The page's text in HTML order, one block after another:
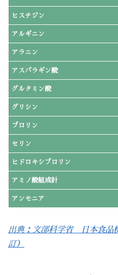
ヒスチジン
アルギニン
アラニン
アスパラギン酸
グルタミン酸
グリシン
プロリン
セリン
ヒドロキシプロリン
アミノ酸組成計
アンモニア
出典：文部科学省 日本食品
訂）